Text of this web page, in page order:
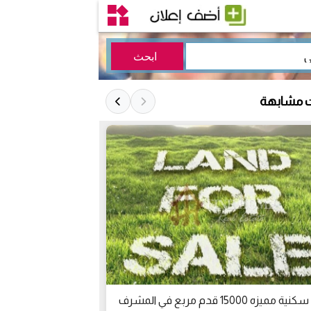
مشابهة
15000 قدم مربع في المشرف